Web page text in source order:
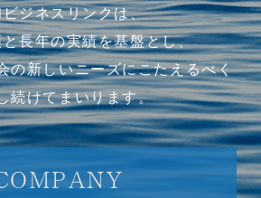
ビジネスリンクは、
長年の実績を基盤とし、
の新しいニーズにこたえるべく
続けてまいります。